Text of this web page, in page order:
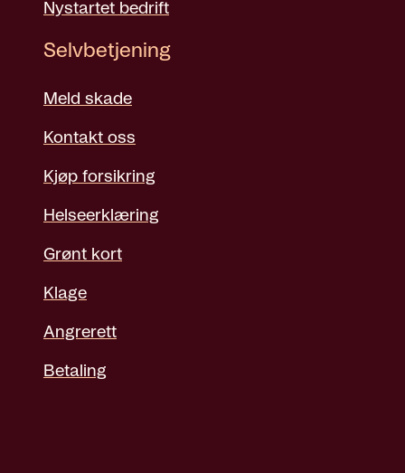
Nystartet bedrift
Selvbetjening
Meld skade
Kontakt oss
Kjøp forsikring
Helseerklæring
Grønt kort
Klage
Angrerett
Betaling